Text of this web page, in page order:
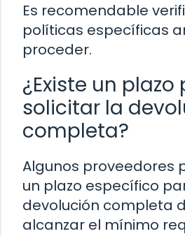
Es recomendable
políticas específicas
proceder.
¿Existe un plazo
solicitar la
completa?
Algunos proveedores
un plazo específico
devolución completa
alcanzar el mínimo